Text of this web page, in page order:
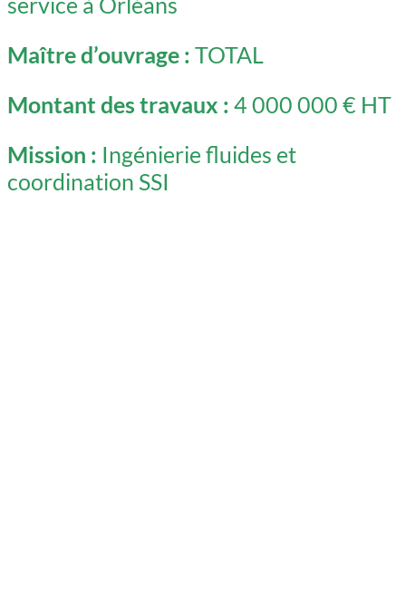
Maître d’ouvrage : TOTAL
Montant des travaux : 4 000 000 € HT
Mission : Ingénierie fluides et
coordination SSI